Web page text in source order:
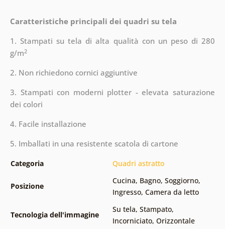
Caratteristiche principali dei quadri su tela
1. Stampati su tela di alta qualità con un peso di 280
g/m2
2. Non richiedono cornici aggiuntive
3. Stampati con moderni plotter - elevata saturazione
dei colori
4. Facile installazione
5. Imballati in una resistente scatola di cartone
Categoria Quadri astratto
Posizione
Cucina, Bagno, Soggiorno,
Ingresso, Camera da letto
Tecnologia dell'immagine
Su tela, Stampato,
Incorniciato, Orizzontale